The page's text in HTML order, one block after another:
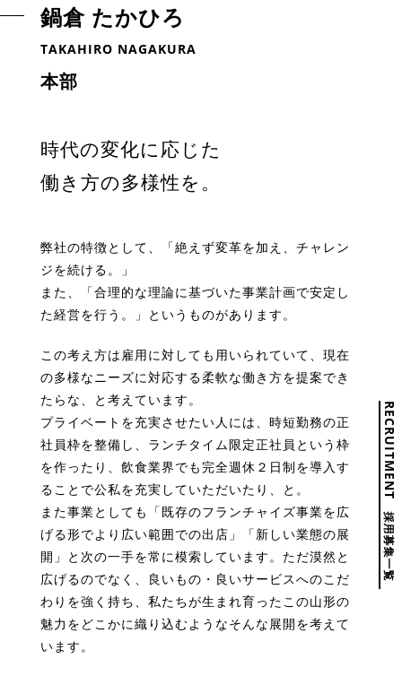
鍋倉 たかひろ
TAKAHIRO NAGAKURA
本部
時代の変化に応じた
働き方の多様性を。
弊社の特徴として、「絶えず変革を加え、チャレン
ジを続ける。」
また、「合理的な理論に基づいた事業計画で安定し
た経営を行う。」というものがあります。
この考え方は雇用に対しても用いられていて、現在
の多様なニーズに対応する柔軟な働き方を提案でき
たらな、と考えています。
プライベートを充実させたい人には、時短勤務の正
社員枠を整備し、ランチタイム限定正社員という枠
を作ったり、飲食業界でも完全週休２日制を導入す
ることで公私を充実していただいたり、と。
また事業としても「既存のフランチャイズ事業を広
げる形でより広い範囲での出店」「新しい業態の展
開」と次の一手を常に模索しています。ただ漠然と
広げるのでなく、良いもの・良いサービスへのこだ
わりを強く持ち、私たちが生まれ育ったこの山形の
魅力をどこかに織り込むようなそんな展開を考えて
います。
RECRUITMENT
採用募集一覧